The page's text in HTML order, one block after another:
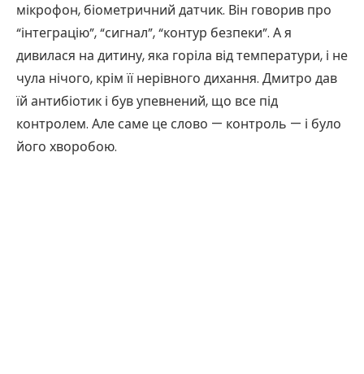
мікрофон, біометричний датчик. Він говорив про
“інтеграцію”, “сигнал”, “контур безпеки”. А я
дивилася на дитину, яка горіла від температури, і не
чула нічого, крім її нерівного дихання. Дмитро дав
їй антибіотик і був упевнений, що все під
контролем. Але саме це слово — контроль — і було
його хворобою.